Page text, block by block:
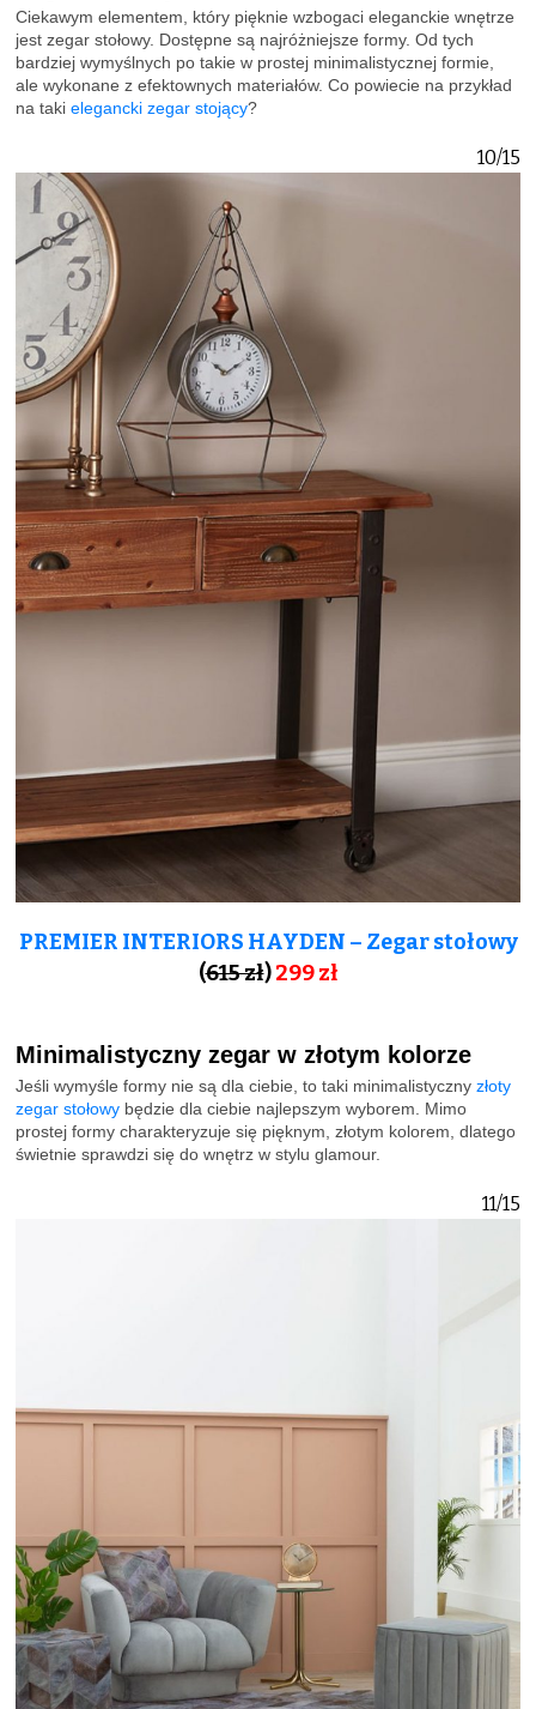
Ciekawym elementem, który pięknie wzbogaci eleganckie wnętrze
jest zegar stołowy. Dostępne są najróżniejsze formy. Od tych
bardziej wymyślnych po takie w prostej minimalistycznej formie,
ale wykonane z efektownych materiałów. Co powiecie na przykład
na taki elegancki zegar stojący?
10/15
PREMIER INTERIORS HAYDEN – Zegar stołowy
(615 zł)299 zł
Minimalistyczny zegar w złotym kolorze
Jeśli wymyśle formy nie są dla ciebie, to taki minimalistyczny złoty
zegar stołowy będzie dla ciebie najlepszym wyborem. Mimo
prostej formy charakteryzuje się pięknym, złotym kolorem, dlatego
świetnie sprawdzi się do wnętrz w stylu glamour.
11/15